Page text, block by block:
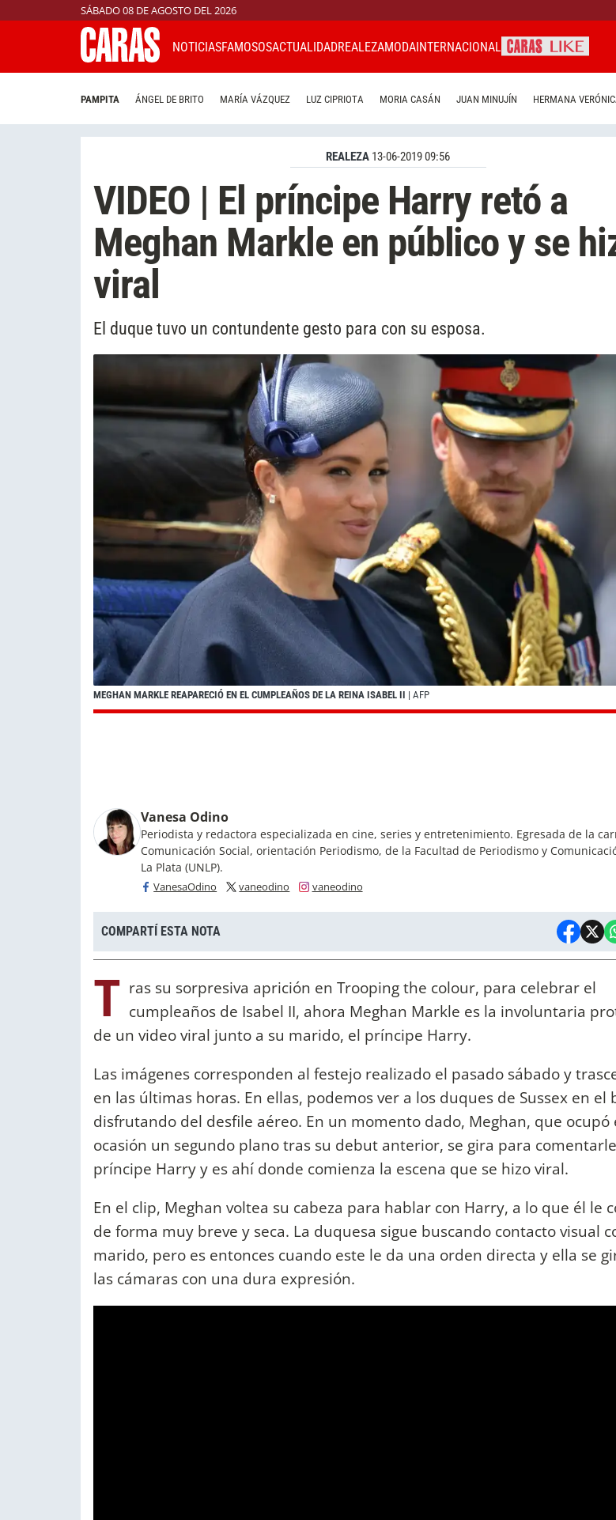
SÁBADO 08 DE AGOSTO DEL 2026
NOTICIASFAMOSOSACTUALIDADREALEZAMODAINTERNACIONAL
PAMPITA ÁNGEL DE BRITO MARÍA VÁZQUEZ LUZ CIPRIOTA MORIA CASÁN JUAN MINUJÍN HERMANA
REALEZA 13-06-2019 09:56
VIDEO | El príncipe Harry retó a
Meghan Markle en público y se
viral
El duque tuvo un contundente gesto para con su esposa.
MEGHAN MARKLE REAPARECIÓ EN EL CUMPLEAÑOS DE LA REINA ISABEL II | AFP
Vanesa Odino
Periodista y redactora especializada en cine, series y entretenimiento. Egresada de la
Comunicación Social, orientación Periodismo, de la Facultad de Periodismo y
La Plata (UNLP).
VanesaOdino vaneodino vaneodino
COMPARTÍ ESTA NOTA
T ras su sorpresiva aprición en Trooping the colour, para celebrar el
cumpleaños de Isabel II, ahora Meghan Markle es la involuntaria
de un video viral junto a su marido, el príncipe Harry.
Las imágenes corresponden al festejo realizado el pasado sábado y
en las últimas horas. En ellas, podemos ver a los duques de Sussex en el
disfrutando del desfile aéreo. En un momento dado, Meghan, que ocupó
ocasión un segundo plano tras su debut anterior, se gira para
príncipe Harry y es ahí donde comienza la escena que se hizo viral.
En el clip, Meghan voltea su cabeza para hablar con Harry, a lo que él le
de forma muy breve y seca. La duquesa sigue buscando contacto visual
marido, pero es entonces cuando este le da una orden directa y ella se
las cámaras con una dura expresión.